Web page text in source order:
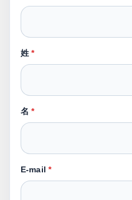
姓*
名*
E-mail *